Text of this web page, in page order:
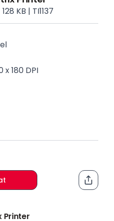
KB | TI1137
x 180 DPI
Printer